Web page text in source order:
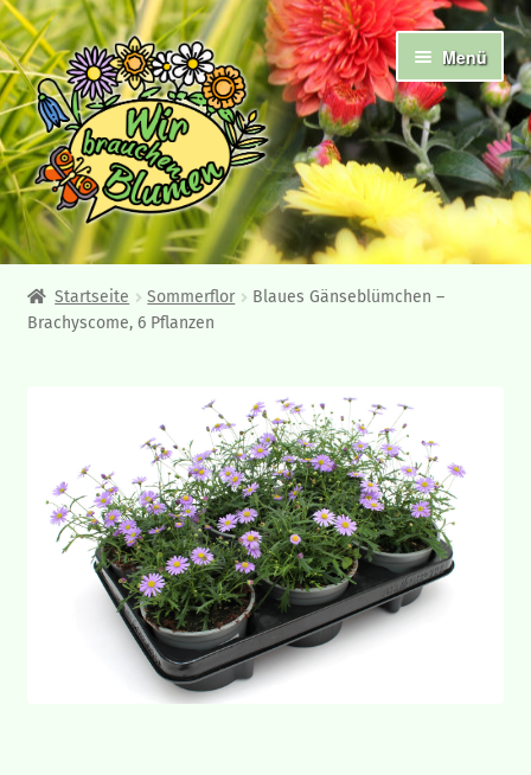
Zur
Navigation
springen
Zum
Inhalt
springen
Menü
Abholshop
Angebote und Neuheiten
Frühjahrsblüher
Beet- und Balkonpflanzen
Gemüsepflanzen
Sommerflor
Gräser und Blattschmuckpflanzen
Startseite Sommerflor
Blaues Gänseblümchen –
Brachyscome, 6 Pflanzen